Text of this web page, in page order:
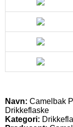
Navn: Camelbak
Drikkeflaske
Kategori: